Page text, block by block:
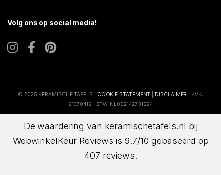
Volg ons op social media!
© 2025 KERAMISCHE TAFELS | COOKIE STATEMENT DISCLAIMER | KVK:
61070416 | BTW: NL002142731B64
De waardering van keramischetafels.nl bij
WebwinkelKeur Reviews is 9.7/10 gebaseerd op
407 reviews.